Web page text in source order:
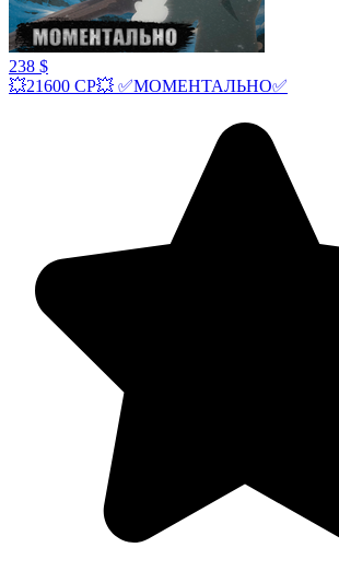
238 $
💥21600 СР💥 ✅МОМЕНТАЛЬНО✅